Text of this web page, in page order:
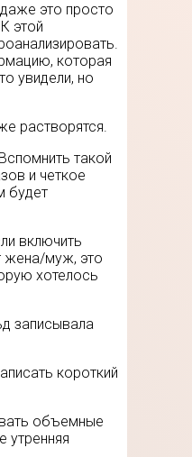
это просто
этой
которая
увидели, но
растворятся.
такой
и четкое
будет
включить
жена/муж, это
хотелось
записывала
короткий
объемные
утренняя